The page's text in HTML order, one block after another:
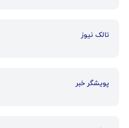
تالک نیوز
پویشگر خبر